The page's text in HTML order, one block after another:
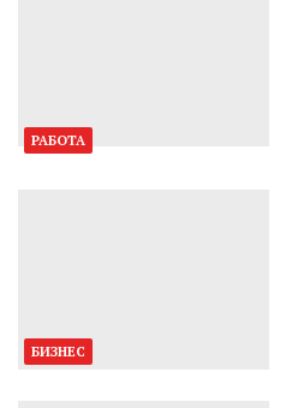
РАБОТА
БИЗНЕС